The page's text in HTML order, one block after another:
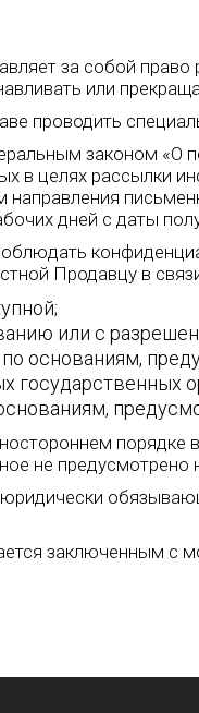
за собой
или
проводить
законом «О
в целях рассылки
направления
дней с даты
Продавцу в
или с
основаниям,
государственных
порядке
не предусмотрено
юридически
заключенным с